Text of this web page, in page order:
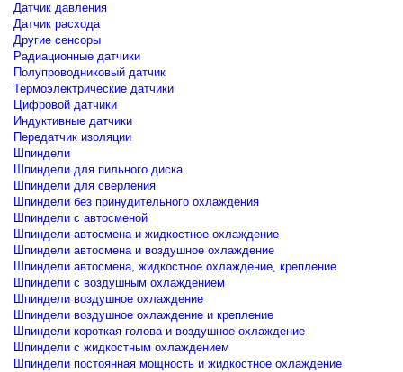
Датчик давления
Датчик расхода
Другие сенсоры
Радиационные датчики
Полупроводниковый датчик
Термоэлектрические датчики
Цифровой датчики
Индуктивные датчики
Передатчик изоляции
Шпиндели
Шпиндели для пильного диска
Шпиндели для сверления
Шпиндели без принудительного охлаждения
Шпиндели с автосменой
Шпиндели автосмена и жидкостное охлаждение
Шпиндели автосмена и воздушное охлаждение
Шпиндели автосмена, жидкостное охлаждение, крепление
Шпиндели с воздушным охлаждением
Шпиндели воздушное охлаждение
Шпиндели воздушное охлаждение и крепление
Шпиндели короткая голова и воздушное охлаждение
Шпиндели с жидкостным охлаждением
Шпиндели постоянная мощность и жидкостное охлаждение